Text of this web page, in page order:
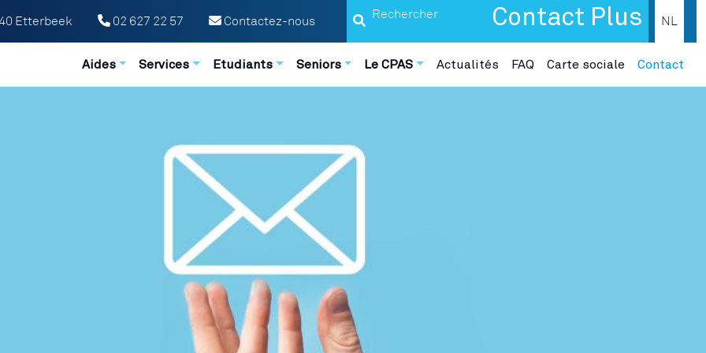
Search Contact Plus NL
Contactez-nous
02 627 22 57
Etterbeek
Navigation principale
Aides Services Etudiants Seniors Le CPAS Actualités FAQ Carte sociale Contact